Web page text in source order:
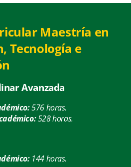
Maestría en
Tecnología e
Avanzada
576 horas.
528 horas.
144 horas.